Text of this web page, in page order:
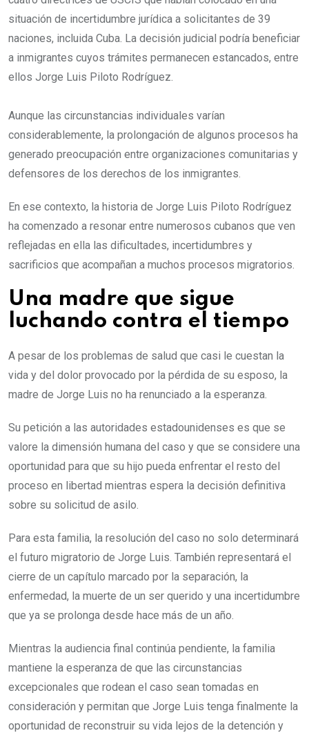
situación de incertidumbre jurídica a solicitantes de 39
naciones, incluida Cuba. La decisión judicial podría beneficiar
a inmigrantes cuyos trámites permanecen estancados, entre
ellos Jorge Luis Piloto Rodríguez.
Aunque las circunstancias individuales varían
considerablemente, la prolongación de algunos procesos ha
generado preocupación entre organizaciones comunitarias y
defensores de los derechos de los inmigrantes.
En ese contexto, la historia de Jorge Luis Piloto Rodríguez
ha comenzado a resonar entre numerosos cubanos que ven
reflejadas en ella las dificultades, incertidumbres y
sacrificios que acompañan a muchos procesos migratorios.
Una madre que sigue
luchando contra el tiempo
A pesar de los problemas de salud que casi le cuestan la
vida y del dolor provocado por la pérdida de su esposo, la
madre de Jorge Luis no ha renunciado a la esperanza.
Su petición a las autoridades estadounidenses es que se
valore la dimensión humana del caso y que se considere una
oportunidad para que su hijo pueda enfrentar el resto del
proceso en libertad mientras espera la decisión definitiva
sobre su solicitud de asilo.
Para esta familia, la resolución del caso no solo determinará
el futuro migratorio de Jorge Luis. También representará el
cierre de un capítulo marcado por la separación, la
enfermedad, la muerte de un ser querido y una incertidumbre
que ya se prolonga desde hace más de un año.
Mientras la audiencia final continúa pendiente, la familia
mantiene la esperanza de que las circunstancias
excepcionales que rodean el caso sean tomadas en
consideración y permitan que Jorge Luis tenga finalmente la
oportunidad de reconstruir su vida lejos de la detención y